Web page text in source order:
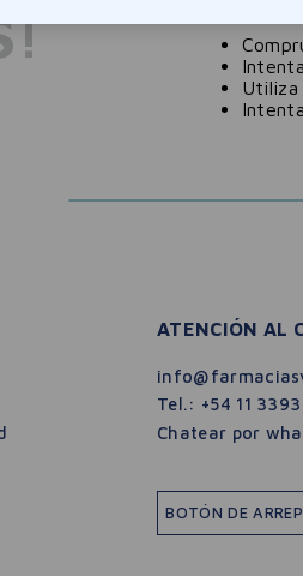
Utiliza
ATENCIÓN AL
Tel.: +54 11
Chatear por
BOTÓN DE